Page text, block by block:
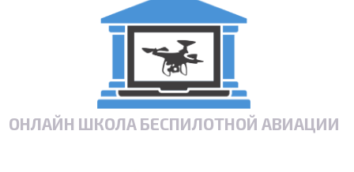
ОНЛАЙН ШКОЛА БЕСПИЛОТНОЙ АВИАЦИИ